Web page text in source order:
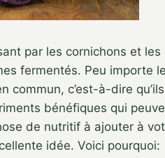
par les cornichons et
fermentés. Peu importe
commun, c’est-à-dire
bénéfiques qui
de nutritif à ajouter à
idée. Voici pourquoi: